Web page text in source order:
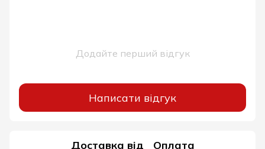
Додайте перший відгук
Написати відгук
Доставка від Оплата